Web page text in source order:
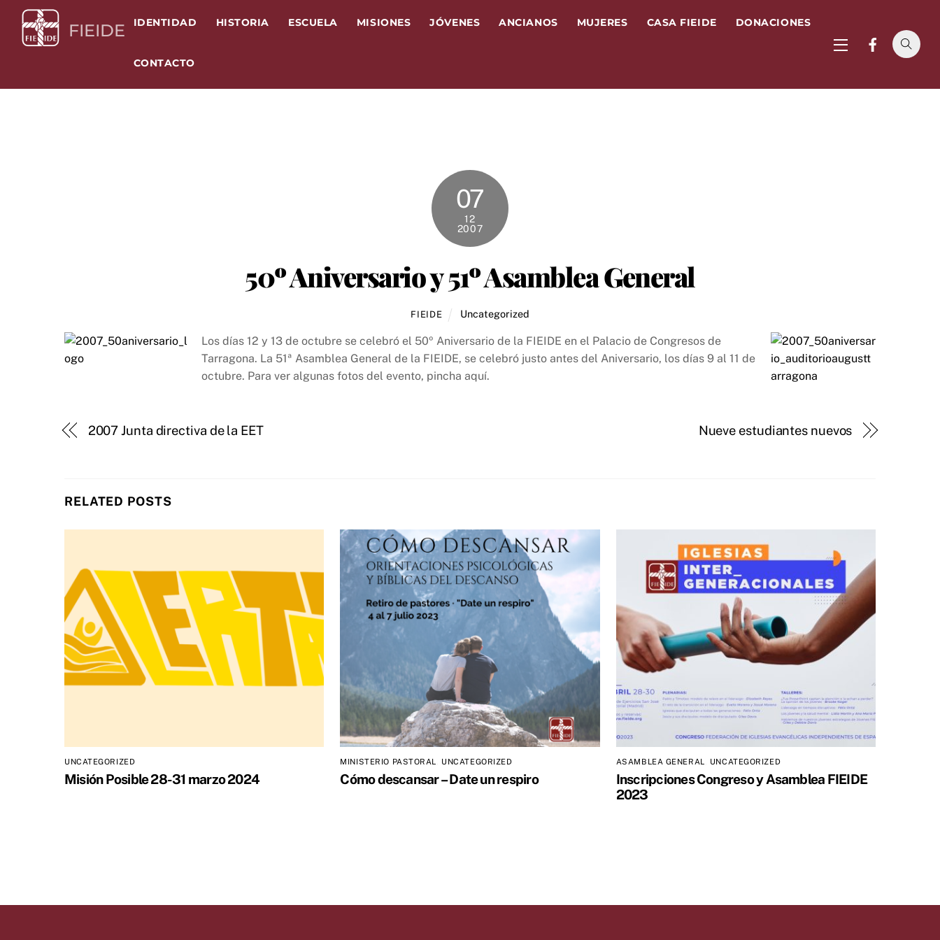
content
FIEIDE IDENTIDAD HISTORIA ESCUELA MISIONES JÓVENES ANCIANOS MUJERES CASA FIEIDE DONACIONES
CONTACTO
07
12
2007
50º Aniversario y 51º Asamblea General
FIEIDE Uncategorized
Los días 12 y 13 de octubre se celebró el 50º Aniversario de la FIEIDE en el Palacio de Congresos de
Tarragona. La 51ª Asamblea General de la FIEIDE, se celebró justo antes del Aniversario, los días 9 al 11 de
octubre. Para ver algunas fotos del evento, pincha aquí.
2007 Junta directiva de la EET Nueve estudiantes nuevos
RELATED POSTS
UNCATEGORIZED
Misión Posible 28-31 marzo 2024
MINISTERIO PASTORAL UNCATEGORIZED
Cómo descansar – Date un respiro
ASAMBLEA GENERAL UNCATEGORIZED
Inscripciones Congreso y Asamblea FIEIDE
2023